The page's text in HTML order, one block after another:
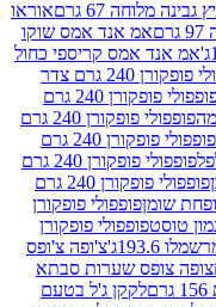
גרם
אוראו
אמס שוקו
קריספי כחול
פופפולי פופקורן 240 גרם צדר
פופפולי פופקורן 240 גרם
פופפולי פופקורן 240 גרם
פופפולי פופקורן 240 גרם
פופפולי פופקורן 240 גרם
פופפולי פופקורן 240 גרם
פופקורן
פופקורן
צ'ופה צ'ופס
סבתא
ג'ל בטעם